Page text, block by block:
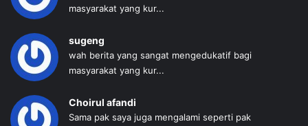
masyarakat yang kur...
sugeng
wah berita yang sangat mengedukatif bagi
masyarakat yang kur...
Choirul afandi
Sama pak saya juga mengalami seperti pak